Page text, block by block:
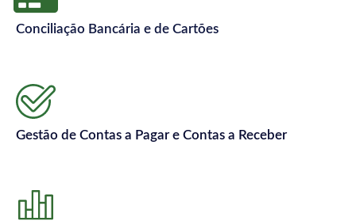
Conciliação Bancária e de Cartões
Gestão de Contas a Pagar e Contas a Receber